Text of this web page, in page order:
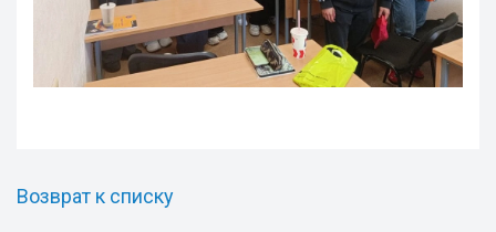
Возврат к списку